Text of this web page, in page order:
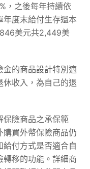
，之後每年持續依
年度末給付生存還本
美元共2,449美
金的商品設計特別適
休收入，為自己的退
保險商品之承保範
購買外幣保險商品仍
付方式是否適合自
轉移的功能。詳細商